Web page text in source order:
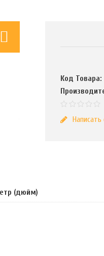
Код Товара:
Написать
(дюйм)